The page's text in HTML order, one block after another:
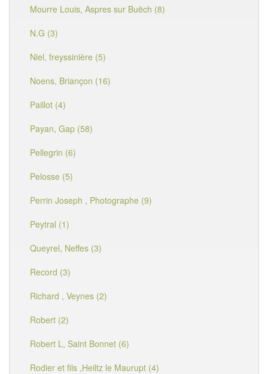
Mourre Louis, Aspres sur Buëch (8)
N.G (3)
Niel, freyssinière (5)
Noens, Briançon (16)
Paillot (4)
Payan, Gap (58)
Pellegrin (6)
Pelosse (5)
Perrin Joseph , Photographe (9)
Peytral (1)
Queyrel, Neffes (3)
Record (3)
Richard , Veynes (2)
Robert (2)
Robert L, Saint Bonnet (6)
Rodier et fils ,Heiltz le Maurupt (4)